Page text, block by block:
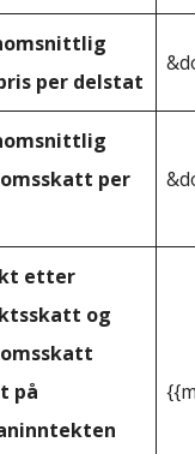
per delstat
per
etter
og
på